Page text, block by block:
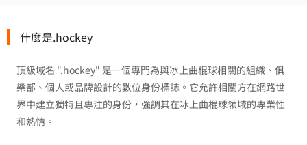
什麼是.hockey
頂級域名 ".hockey" 是一個專門為與冰上曲棍球相關的組織、俱
樂部、個人或品牌設計的數位身份標誌。它允許相關方在網路世
界中建立獨特且專注的身份，強調其在冰上曲棍球領域的專業性
和熱情。